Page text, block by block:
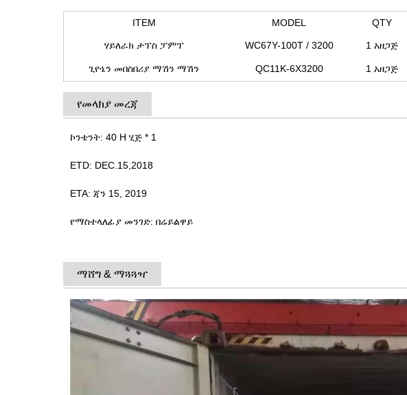
ITEM MODEL QTY
ሃይለራክ ታፕስ ፓምፕ WC67Y-100T / 3200 1 አዘጋጅ
ጊዮኔን መበስበሪያ ማሽን ማሽን QC11K-6X3200 1 አዘጋጅ
የመላክያ መረጃ
ኮንቴንት: 40 H ሂጅ * 1
ETD: DEC.15,2018
ETA: ጃን 15, 2019
የማስተላለፊያ መንገድ: በሬይልዋይ
ማሸግ & ማጓጓዣ